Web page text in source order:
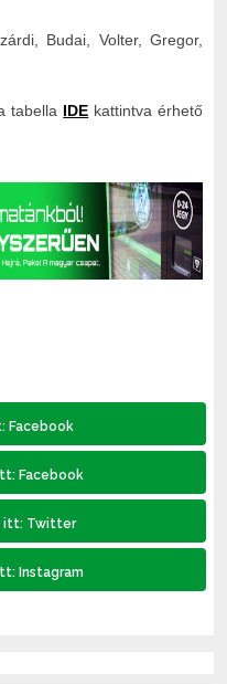
Budai, Volter, Gregor,
tabella IDE kattintva érhető